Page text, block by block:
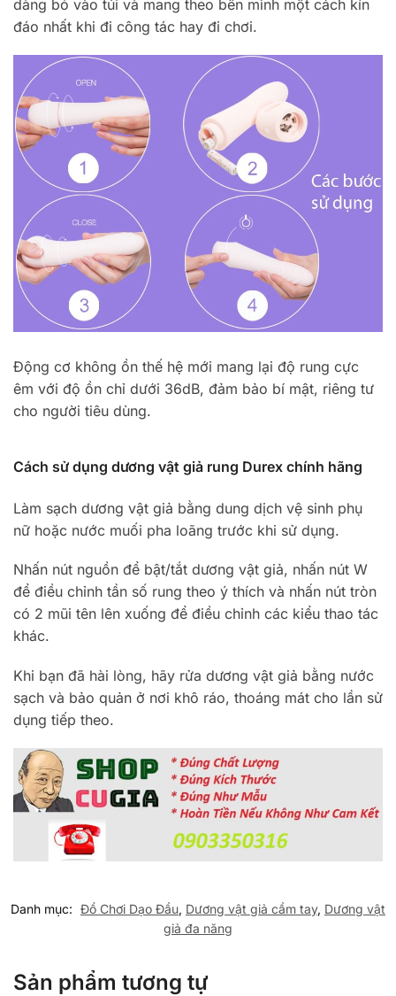
dàng bỏ vào túi và mang theo bên mình một cách kín
đáo nhất khi đi công tác hay đi chơi.
Động cơ không ồn thế hệ mới mang lại độ rung cực
êm với độ ồn chỉ dưới 36dB, đảm bảo bí mật, riêng tư
cho người tiêu dùng.
Cách sử dụng dương vật giả rung Durex chính hãng
Làm sạch dương vật giả bằng dung dịch vệ sinh phụ
nữ hoặc nước muối pha loãng trước khi sử dụng.
Nhấn nút nguồn để bật/tắt dương vật giả, nhấn nút W
để điều chỉnh tần số rung theo ý thích và nhấn nút tròn
có 2 mũi tên lên xuống để điều chỉnh các kiểu thao tác
khác.
Khi bạn đã hài lòng, hãy rửa dương vật giả bằng nước
sạch và bảo quản ở nơi khô ráo, thoáng mát cho lần sử
dụng tiếp theo.
Danh mục: Đồ Chơi Dạo Đầu, Dương vật giả cầm tay, Dương vật
giả đa năng
Sản phẩm tương tự